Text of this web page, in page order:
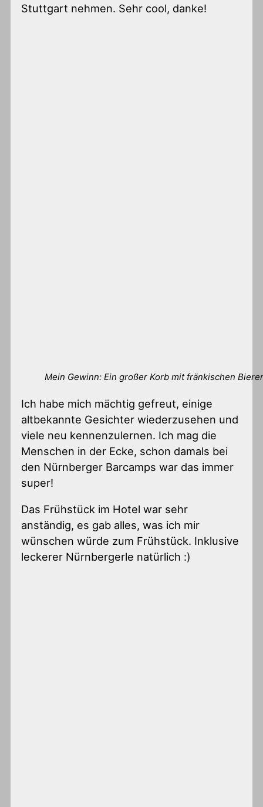
Stuttgart nehmen. Sehr cool, danke!
Mein Gewinn: Ein großer Korb mit fränkischen
Ich habe mich mächtig gefreut, einige
altbekannte Gesichter wiederzusehen und
viele neu kennenzulernen. Ich mag die
Menschen in der Ecke, schon damals bei
den Nürnberger Barcamps war das immer
super!
Das Frühstück im Hotel war sehr
anständig, es gab alles, was ich mir
wünschen würde zum Frühstück. Inklusive
leckerer Nürnbergerle natürlich :)